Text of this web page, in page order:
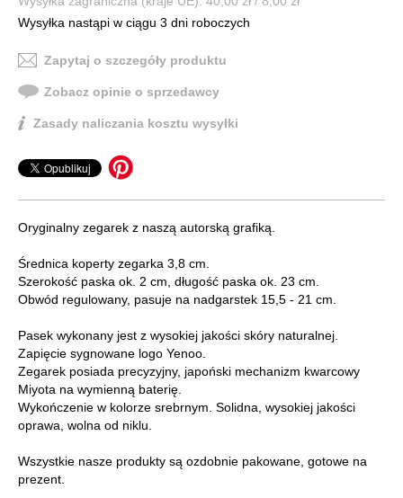
Wysyłka nastąpi w ciągu 3 dni roboczych
Zapytaj o szczegóły produktu
Zobacz opinie o sprzedawcy
Zasady naliczania kosztu wysyłki
Oryginalny zegarek z naszą autorską grafiką.
Średnica koperty zegarka 3,8 cm.
Szerokość paska ok. 2 cm, długość paska ok. 23 cm.
Obwód regulowany, pasuje na nadgarstek 15,5 - 21 cm.
Pasek wykonany jest z wysokiej jakości skóry naturalnej.
Zapięcie sygnowane logo Yenoo.
Zegarek posiada precyzyjny, japoński mechanizm kwarcowy
Miyota na wymienną baterię.
Wykończenie w kolorze srebrnym. Solidna, wysokiej jakości
oprawa, wolna od niklu.
Wszystkie nasze produkty są ozdobnie pakowane, gotowe na
prezent.